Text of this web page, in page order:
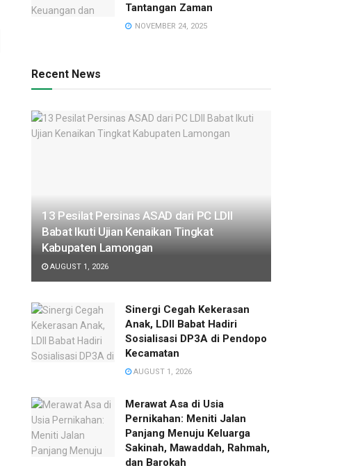
Tantangan Zaman
NOVEMBER 24, 2025
Recent News
13 Pesilat Persinas ASAD dari PC LDII
Babat Ikuti Ujian Kenaikan Tingkat
Kabupaten Lamongan
AUGUST 1, 2026
Sinergi Cegah Kekerasan
Anak, LDII Babat Hadiri
Sosialisasi DP3A di Pendopo
Kecamatan
AUGUST 1, 2026
Merawat Asa di Usia
Pernikahan: Meniti Jalan
Panjang Menuju Keluarga
Sakinah, Mawaddah, Rahmah,
dan Barokah